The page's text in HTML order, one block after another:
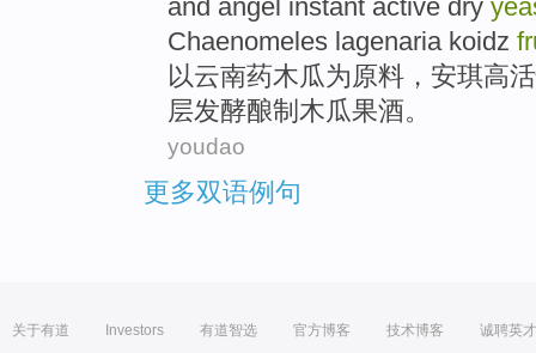
and angel instant active dry
Chaenomeles lagenaria koidz
以云南药木瓜为 原料 ，安琪高
层发酵酿制木瓜果酒。
youdao
更多双语例句
关于有道 Investors 有道智选 官方博客 技术博客 诚聘英才